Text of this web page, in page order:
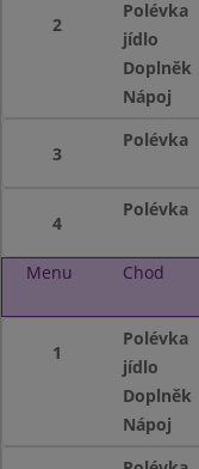
2
Polévka
jídlo
Doplněk
Nápoj
3
Polévka
4
Polévka
Menu Chod
1
Polévka
jídlo
Doplněk
Nápoj